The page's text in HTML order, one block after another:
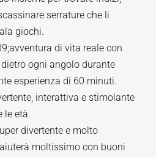
serrature che li
giochi.
di vita reale con
ogni angolo durante
esperienza di 60 minuti.
interattiva e stimolante
le età.
divertente e molto
moltissimo con buoni